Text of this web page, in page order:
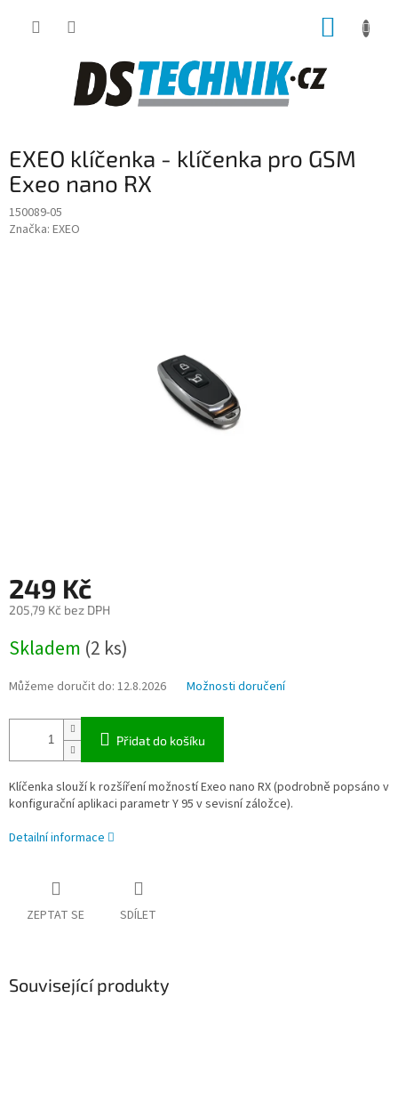
EXEO klíčenka - klíčenka pro GSM
Exeo nano RX
150089-05
Značka: EXEO
249 Kč
205,79 Kč bez DPH
cena:
Skladem (2 ks)
Můžeme doručit do: 12.8.2026 Možnosti doručení
Přidat do košíku
Klíčenka slouží k rozšíření možností Exeo nano RX (podrobně popsáno v
konfigurační aplikaci parametr Y 95 v sevisní záložce).
Detailní informace
ZEPTAT SE SDÍLET
Související produkty